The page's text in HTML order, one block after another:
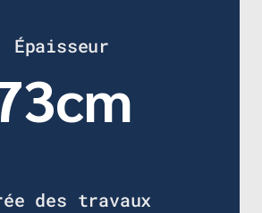
Épaisseur
des travaux